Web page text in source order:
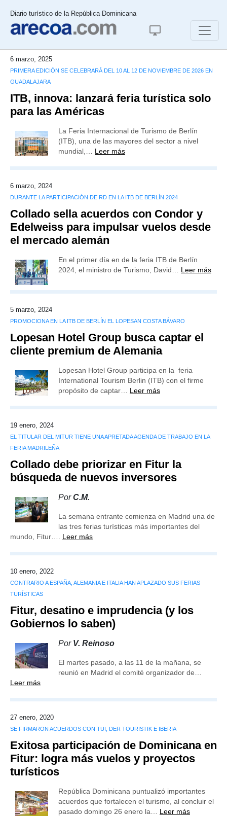
Diario turístico de la República Dominicana
6 marzo, 2025
PRIMERA EDICIÓN SE CELEBRARÁ DEL 10 AL 12 DE NOVIEMBRE DE 2026 EN
GUADALAJARA
ITB, innova: lanzará feria turística solo
para las Américas
La Feria Internacional de Turismo de Berlín
(ITB), una de las mayores del sector a nivel
mundial,… Leer más
6 marzo, 2024
DURANTE LA PARTICIPACIÓN DE RD EN LA ITB DE BERLÍN 2024
Collado sella acuerdos con Condor y
Edelweiss para impulsar vuelos desde
el mercado alemán
En el primer día en de la feria ITB de Berlín
2024, el ministro de Turismo, David… Leer más
5 marzo, 2024
PROMOCIONA EN LA ITB DE BERLÍN EL LOPESAN COSTA BÁVARO
Lopesan Hotel Group busca captar el
cliente premium de Alemania
Lopesan Hotel Group participa en la feria
International Tourism Berlin (ITB) con el firme
propósito de captar… Leer más
19 enero, 2024
EL TITULAR DEL MITUR TIENE UNA APRETADA AGENDA DE TRABAJO EN LA
FERIA MADRILEÑA
Collado debe priorizar en Fitur la
búsqueda de nuevos inversores
PorC.M.
La semana entrante comienza en Madrid una de
las tres ferias turísticas más importantes del
mundo, Fitur…. Leer más
10 enero, 2022
CONTRARIO A ESPAÑA, ALEMANIA E ITALIA HAN APLAZADO SUS FERIAS
TURÍSTICAS
Fitur, desatino e imprudencia (y los
Gobiernos lo saben)
Por V. Reinoso
El martes pasado, a las 11 de la mañana, se
reunió en Madrid el comité organizador de…
Leer más
27 enero, 2020
SE FIRMARON ACUERDOS CON TUI, DER TOURISTIK E IBERIA
Exitosa participación de Dominicana en
Fitur: logra más vuelos y proyectos
turísticos
República Dominicana puntualizó importantes
acuerdos que fortalecen el turismo, al concluir el
pasado domingo 26 enero la… Leer más